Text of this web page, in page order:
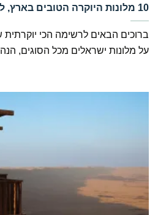
ברוכים הבאים לרשימה הכי
על מלונות ישראלים מכל הסוגים,